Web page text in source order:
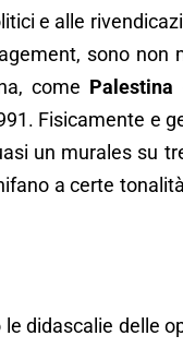
e alle
sono non
come Palestina
Fisicamente e
un murales su
a certe
didascalie delle